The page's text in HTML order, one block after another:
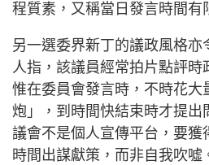
程質素，又稱當日發言時間有
另一選委界新丁的議政風格亦
人指，該議員經常拍片點評時
惟在委員會發言時，不時花大
炮」，到時間快結束時才提出
議會不是個人宣傳平台，要獲
時間出謀獻策，而非自我吹噓